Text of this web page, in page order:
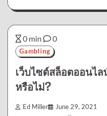
0 min 0
Gambling
เว็บไซต์สล็อตออนไ
หรือไม่?
Ed Miller June 29, 2021